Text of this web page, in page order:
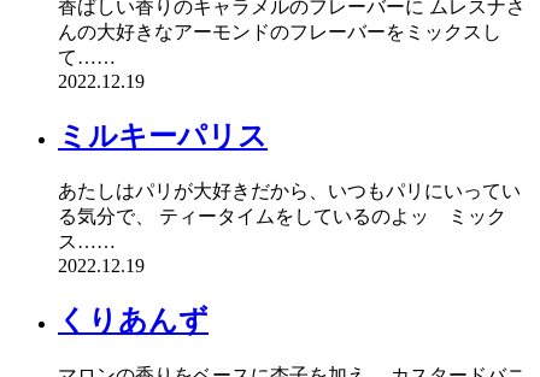
香ばしい香りのキャラメルのフレーバーに ムレスナさ
んの大好きなアーモンドのフレーバーをミックスし
て……
2022.12.19
ミルキーパリス
あたしはパリが大好きだから、いつもパリにいってい
る気分で、 ティータイムをしているのよッ ミック
ス……
2022.12.19
くりあんず